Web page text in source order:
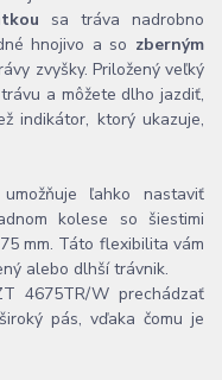
sa tráva nadrobno
hnojivo a so zberným
zvyšky. Priložený veľký
a môžete dlho jazdiť,
indikátor, ktorý ukazuje,
ľahko nastaviť
kolese so šiestimi
mm. Táto flexibilita vám
alebo dlhší trávnik.
4675TR/W prechádzať
pás, vďaka čomu je